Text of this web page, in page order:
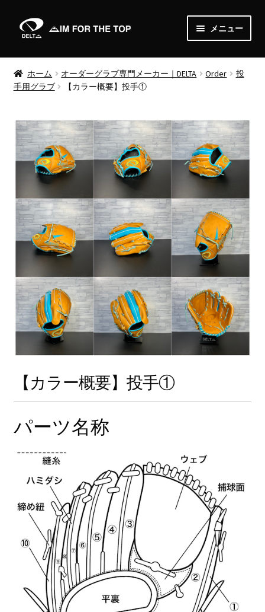
ナ
ビ
シ
へ
ス
キ
コ
ン
ツ
キ
ッ
プ
メニュー
Home
About
News
Shop
メ
ニ
ュ
ー
展
開
Media
Gallery
Introduction
Contact
ホーム オーダーグラブ専門メーカー｜DELTA Order
投
手用グラブ
【カラー概要】投手①
【カラー概要】投手①
パーツ名称